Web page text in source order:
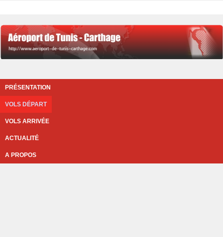
PRÉSENTATION
VOLS DÉPART
VOLS ARRIVÉE
ACTUALITÉ
A PROPOS